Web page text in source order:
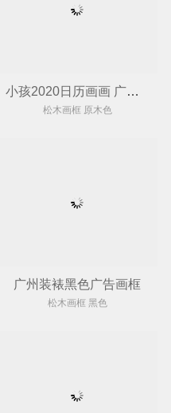
小孩2020日历画画 广州裱画框
松木画框 原木色
广州装裱黑色广告画框
松木画框 黑色